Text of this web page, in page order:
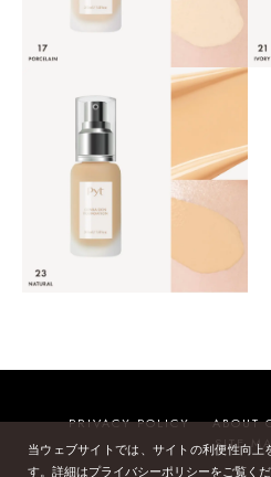
PRIVACY POLICY ABOUT
SITE
当ウェブサイトでは、サイトの利便性向
す。詳細はプライバシーポリシーをご覧くだ